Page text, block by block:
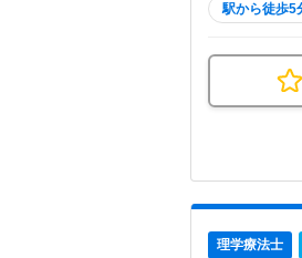
駅から徒歩5
理学療法士